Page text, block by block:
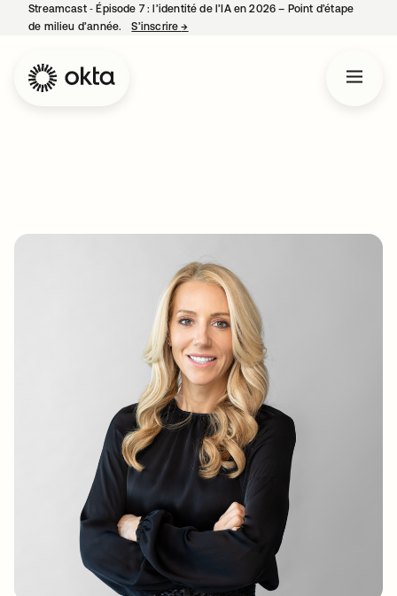
Streamcast ‑ Épisode 7 : l’identité de l’IA en 2026 – Point d’étape
de milieu d’année.
S’inscrire→